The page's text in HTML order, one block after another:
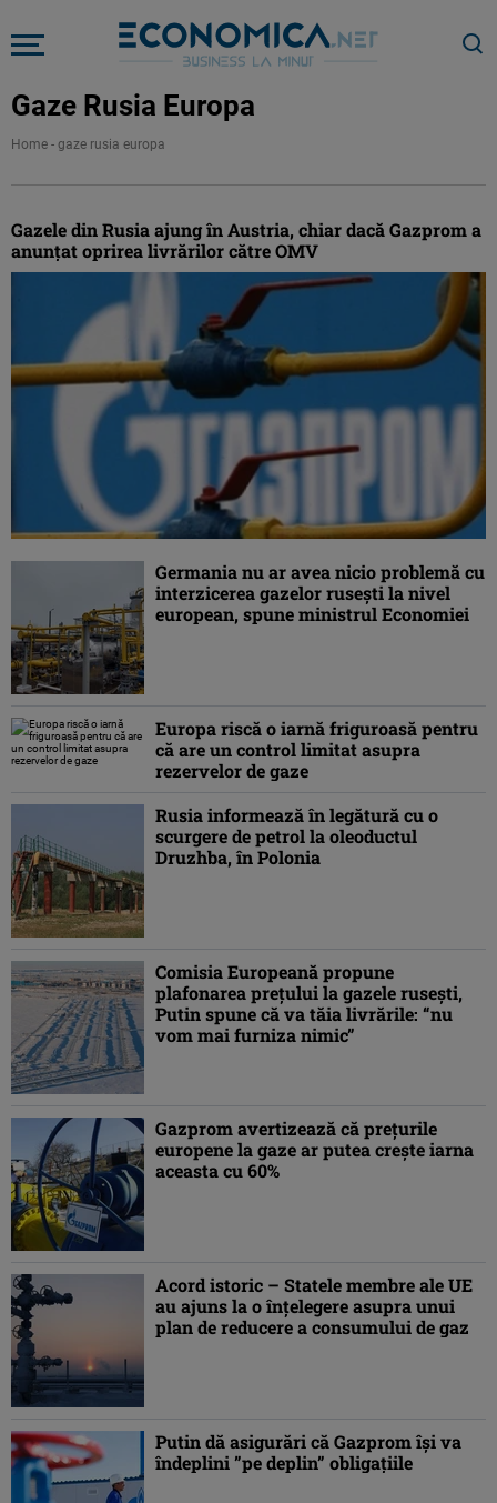
Gaze Rusia Europa
Home - gaze rusia europa
Gazele din Rusia ajung în Austria, chiar dacă Gazprom a
anunţat oprirea livrărilor către OMV
Germania nu ar avea nicio problemă cu
interzicerea gazelor ruseşti la nivel
european, spune ministrul Economiei
Europa riscă o iarnă friguroasă pentru
că are un control limitat asupra
rezervelor de gaze
Rusia informează în legătură cu o
scurgere de petrol la oleoductul
Druzhba, în Polonia
Comisia Europeană propune
plafonarea prețului la gazele rusești,
Putin spune că va tăia livrările: “nu
vom mai furniza nimic”
Gazprom avertizează că preţurile
europene la gaze ar putea creşte iarna
aceasta cu 60%
Acord istoric – Statele membre ale UE
au ajuns la o înţelegere asupra unui
plan de reducere a consumului de gaz
Putin dă asigurări că Gazprom îşi va
îndeplini ”pe deplin” obligaţiile